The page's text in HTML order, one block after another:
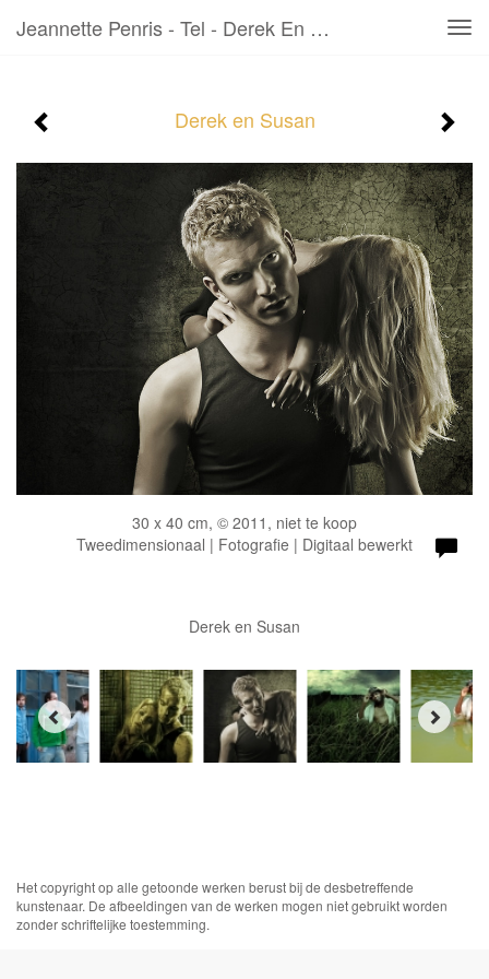
Jeannette Penris - Tel - Derek En Susan
Derek en Susan
30 x 40 cm, © 2011, niet te koop
Tweedimensionaal | Fotografie | Digitaal bewerkt
Derek en Susan
Het copyright op alle getoonde werken berust bij de desbetreffende
kunstenaar. De afbeeldingen van de werken mogen niet gebruikt worden
zonder schriftelijke toestemming.